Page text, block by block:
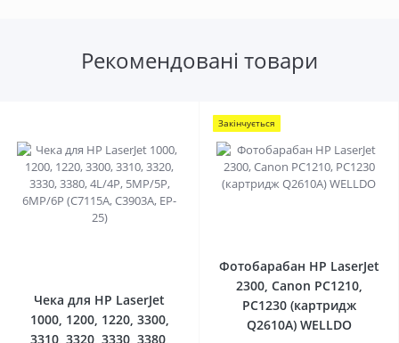
Рекомендовані товари
Чека для HP LaserJet
1000, 1200, 1220, 3300,
3310, 3320, 3330, 3380,
Закінчується
Фотобарабан HP LaserJet
2300, Canon PC1210,
PC1230 (картридж
Q2610A) WELLDO